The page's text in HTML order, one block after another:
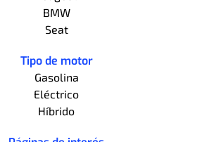
BMW
Seat
Tipo de motor
Gasolina
Eléctrico
Híbrido